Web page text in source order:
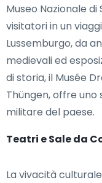
Museo Nazionale
visitatori in un
Lussemburgo, da
medievali ed
di storia, il Musée
Thüngen, offre
militare del paese.
Teatri e Sale da
La vivacità